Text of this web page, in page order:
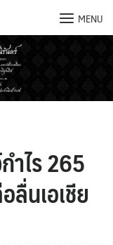
MENU
ำไร 265
นเอเชีย